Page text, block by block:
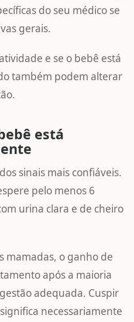
do seu médico se
gerais.
e se o bebê está
também podem alterar
está
sinais mais confiáveis.
pelo menos 6
urina clara e de cheiro
mamadas, o ganho de
após a maioria
adequada. Cuspir
necessariamente